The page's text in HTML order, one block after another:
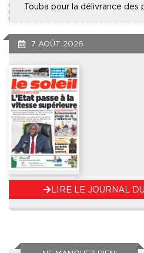
Touba pour la délivrance des
7 AOÛT 2026
LIRE LE JOURNAL